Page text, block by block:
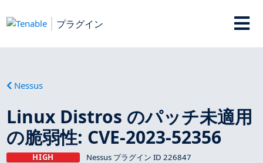
プラグイン
Nessus
Linux Distros のパッチ未適用
の脆弱性: CVE-2023-52356
HIGH Nessus プラグイン ID 226847